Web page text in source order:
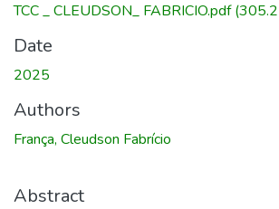
TCC _ CLEUDSON_ FABRICIO.pdf
Date
2025
Authors
França, Cleudson Fabrício
Abstract